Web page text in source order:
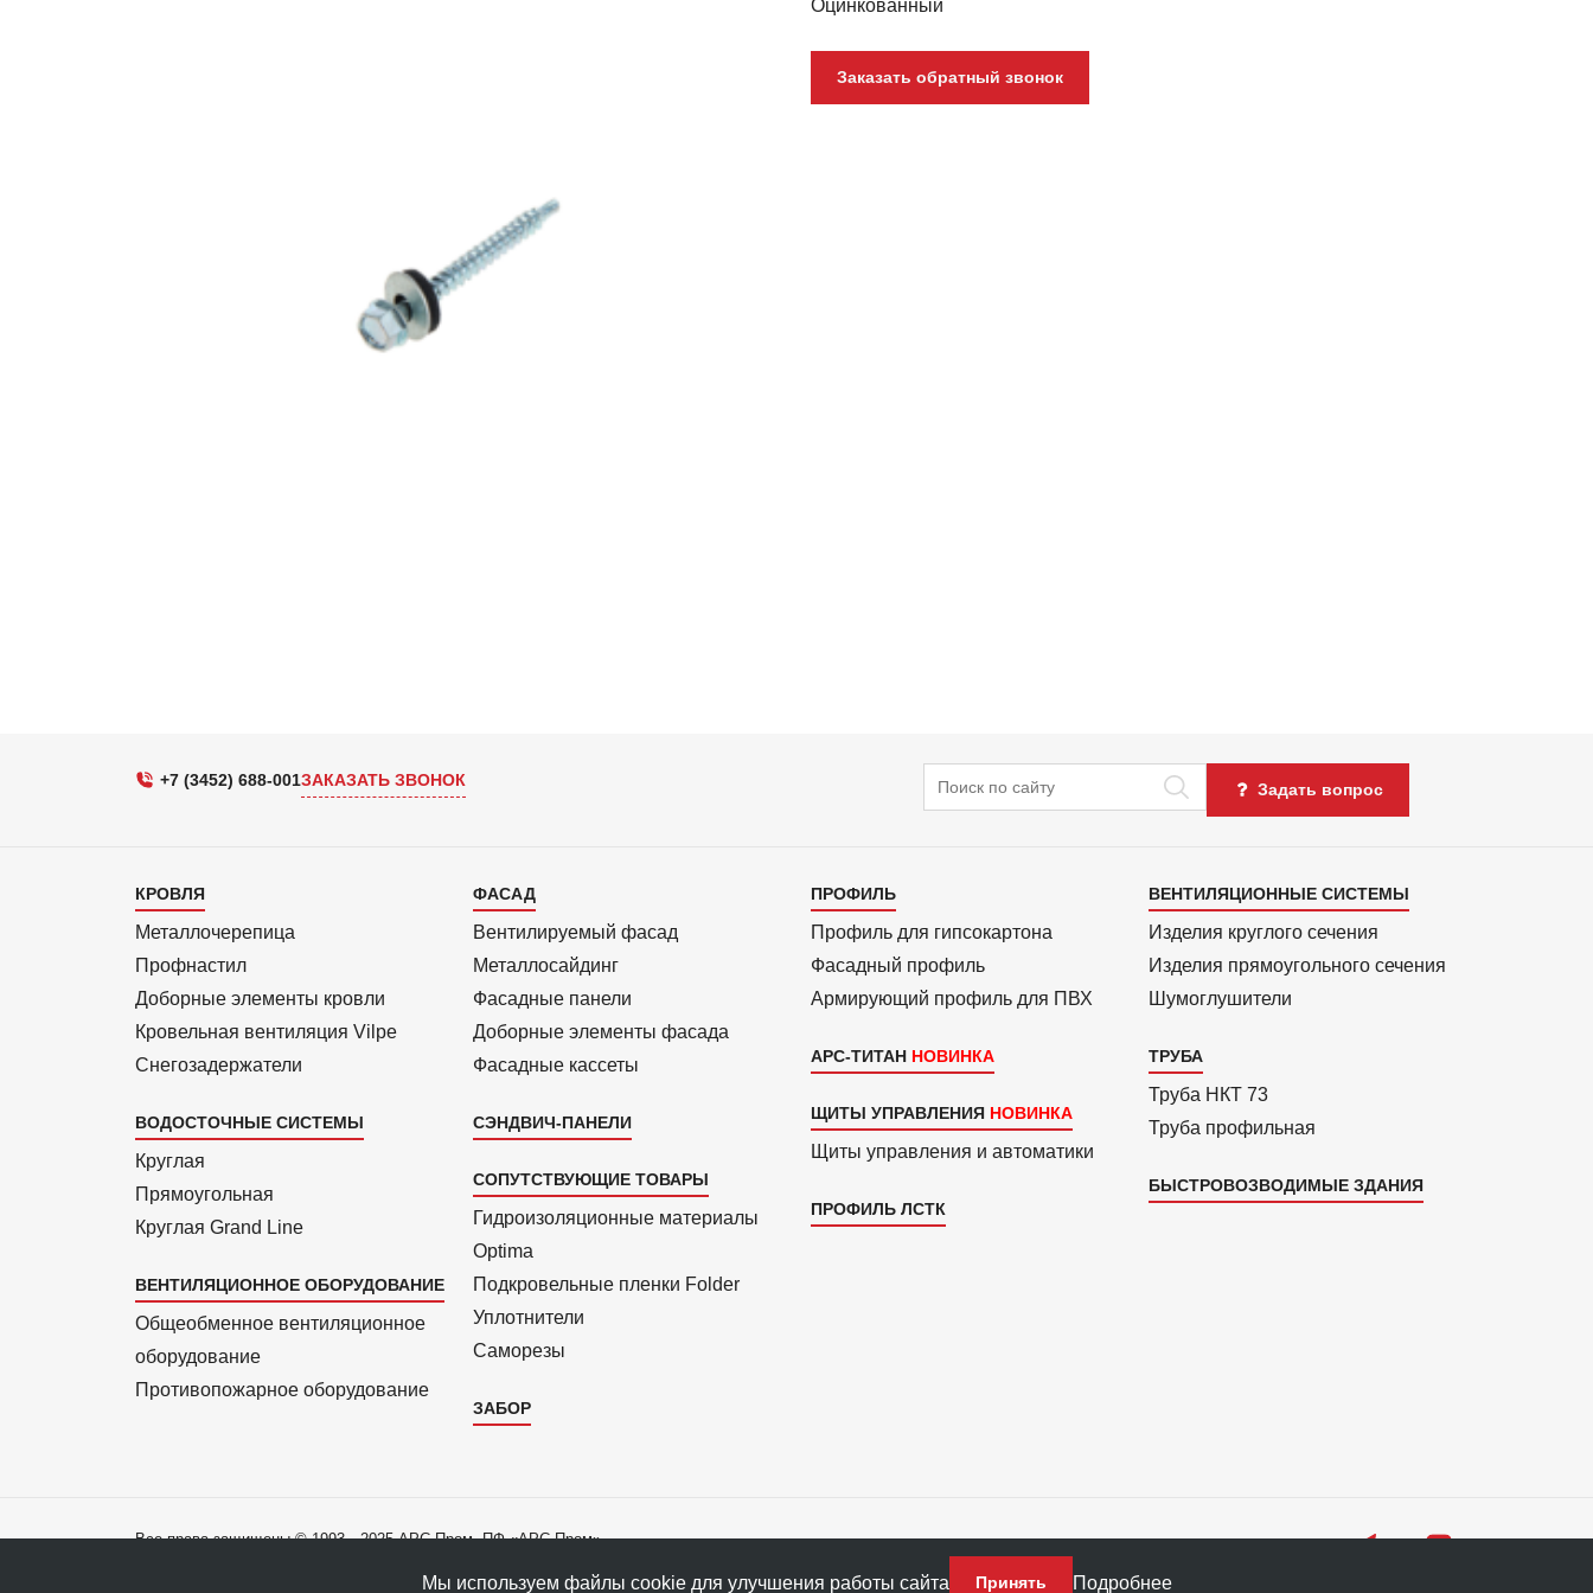
Оцинкованный
Заказать обратный звонок
+7 (3452) 688-001ЗАКАЗАТЬ ЗВОНОК Поиск Задать вопрос
Каталог
1
КРОВЛЯ
Металлочерепица
Профнастил
Доборные элементы кровли
Кровельная вентиляция Vilpe
Снегозадержатели
ВОДОСТОЧНЫЕ СИСТЕМЫ
Круглая
Прямоуголь­ная
Круглая Grand Line
ВЕНТИЛЯЦИОННОЕ ОБОРУДОВАНИЕ
Общеобменное вентиляционное
оборудование
Противопожарное оборудование
Каталог
2
ФАСАД
Вентилиру­емый фасад
Металло­сайдинг
Фасадные панели
Доборные элементы фасада
Фасадные кассеты
СЭНДВИЧ-ПАНЕЛИ
СОПУТСТВУЮЩИЕ ТОВАРЫ
Гидроизоля­ционные материалы
Optima
Подкровель­ные пленки Folder
Уплотнители
Саморезы
ЗАБОР
Каталог
3
ПРОФИЛЬ
Профиль для гипсо­картона
Фасадный профиль
Армиру­ю­щий профиль для ПВХ
АРС-ТИТАН
ЩИТЫ УПРАВЛЕНИЯ
Щиты управления и автоматики
ПРОФИЛЬ ЛСТК
Каталог
4
ВЕНТИЛЯЦИОННЫЕ СИСТЕМЫ
Изделия круглого сечения
Изделия прямоуголь­ного сечения
Шумоглушители
ТРУБА
Труба НКТ 73
Труба профильная
БЫСТРОВОЗВОДИМЫЕ ЗДАНИЯ
Все права защищены © 1993—2025 АРС-Пром, ПФ «АРС-Пром»
Политика конфиденциальности данныхМы используем файлы cookie для улучшения работы сайта Принять Подробнее